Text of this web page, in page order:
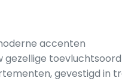
accenten
gezellige
gevestigd in